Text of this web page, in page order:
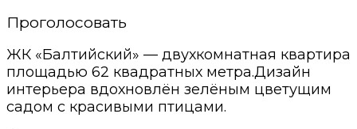
Проголосовать
ЖК «Балтийский» — двухкомнатная квартира
площадью 62 квадратных метра.Дизайн
интерьера вдохновлён зелёным цветущим
садом с красивыми птицами.